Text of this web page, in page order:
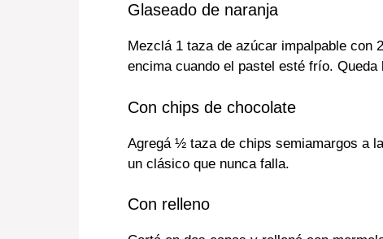
Glaseado de naranja
Mezclá 1 taza de azúcar impalpable con
encima cuando el pastel esté frío.
Con chips de chocolate
Agregá ½ taza de chips semiamargos a
un clásico que nunca falla.
Con relleno